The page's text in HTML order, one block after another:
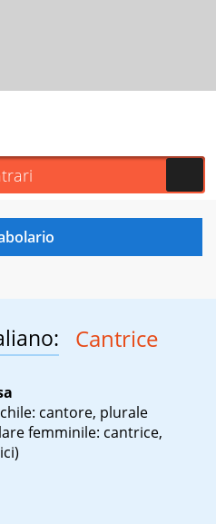
Cantrice
cantore, plurale
femminile: cantrice,